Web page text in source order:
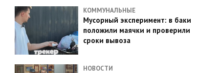
КОММУНАЛЬНЫЕ
Мусорный эксперимент: в баки
положили маячки и проверили
сроки вывоза
НОВОСТИ